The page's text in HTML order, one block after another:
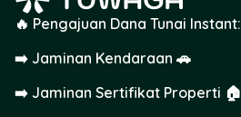
🔥 Pengajuan Dana Tunai Instant:
➡️ Jaminan Kendaraan 🚗
➡️ Jaminan Sertifikat Properti 🏠